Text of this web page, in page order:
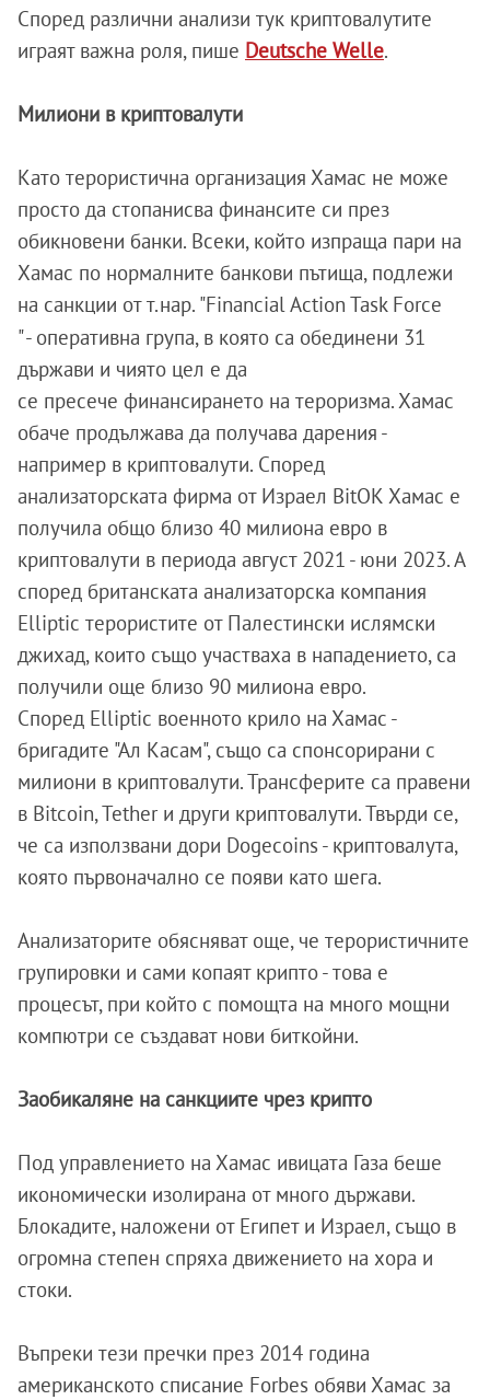
Според различни анализи тук криптовалутите
играят важна роля, пише Deutsche Welle.
Милиони в криптовалути
Като терористична организация Хамас не може
просто да стопанисва финансите си през
обикновени банки. Всеки, който изпраща пари на
Хамас по нормалните банкови пътища, подлежи
на санкции от т.нар. "Financial Action Task Force
" - оперативна група, в която са обединени 31
държави и чиято цел е да
се пресече финансирането на тероризма. Хамас
обаче продължава да получава дарения -
например в криптовалути. Според
анализаторската фирма от Израел BitOK Хамас е
получила общо близо 40 милиона евро в
криптовалути в периода август 2021 - юни 2023. А
според британската анализаторска компания
Elliptic терористите от Палестински ислямски
джихад, които също участваха в нападението, са
получили още близо 90 милиона евро.
Според Elliptic военното крило на Хамас -
бригадите "Ал Касам", също са спонсорирани с
милиони в криптовалути. Трансферите са правени
в Bitcoin, Tether и други криптовалути. Твърди се,
че са използвани дори Dogecoins - криптовалута,
която първоначално се появи като шега.
Анализаторите обясняват още, че терористичните
групировки и сами копаят крипто - това е
процесът, при който с помощта на много мощни
компютри се създават нови биткойни.
Заобикаляне на санкциите чрез крипто
Под управлението на Хамас ивицата Газа беше
икономически изолирана от много държави.
Блокадите, наложени от Египет и Израел, също в
огромна степен спряха движението на хора и
стоки.
Въпреки тези пречки през 2014 година
американското списание Forbes обяви Хамас за